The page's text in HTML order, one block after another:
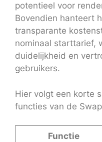
potentieel voor
Bovendien hanteert
transparante
nominaal starttarief,
duidelijkheid en
gebruikers.
Hier volgt een korte
functies van de
Functie